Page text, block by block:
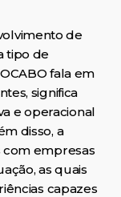
de
tipo de
fala em
significa
e operacional
disso, a
com empresas
as quais
capazes